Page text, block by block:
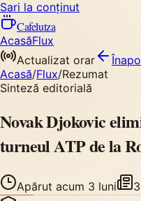
Sari la conținut
Cafelutza
AcasăFlux
Actualizat orar
Acasă/Flux/Rezumat
Sinteză editorială
Novak Djokovic
turneul ATP de la
Apărut acum 3 luni 3